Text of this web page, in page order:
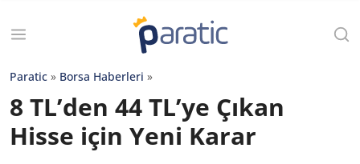
Paratic » Borsa Haberleri »
8 TL’den 44 TL’ye Çıkan
Hisse için Yeni Karar